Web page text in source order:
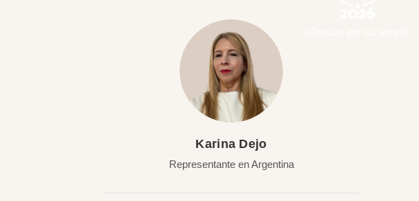
Karina Dejo
Representante en Argentina